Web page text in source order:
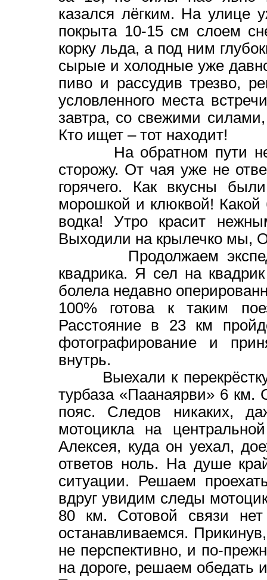
казался лёгким. На улице
покрыта 10-15 см слоем
корку льда, а под ним
сырые и холодные уже
пиво и рассудив трезво,
условленного места
завтра, со свежими
Кто ищет – тот находит!
На обратном пути не
сторожу. От чая уже не
горячего. Как вкусны
морошкой и клюквой!
водка! Утро красит
Выходили на крылечко мы,
Продолжаем
квадрика. Я сел на
болела недавно
100% готова к таким
Расстояние в 23 км
фотографирование и
внутрь.
Выехали к перекрёстку,
турбаза «Паанаярви» 6 км.
пояс. Следов никаких,
мотоцикла на
Алексея, куда он уехал,
ответов ноль. На душе
ситуации. Решаем
вдруг увидим следы
80 км. Сотовой связи
останавливаемся.
не перспективно, и по-
на дороге, решаем обедать